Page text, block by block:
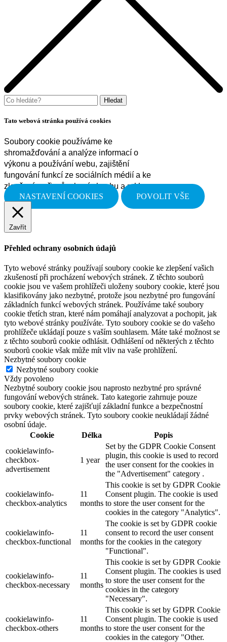
Tato webová stránka používá cookies
Soubory cookie používáme ke
shromažďování a analýze informací o
výkonu a používání webu, zajištění
fungování funkcí ze sociálních médií a ke
zlepšení a přizpůsobení obsahu a reklam.
NASTAVENÍ COOKIES
POVOLIT VŠE
Zavřít
Přehled ochrany osobních údajů
Tyto webové stránky používají soubory cookie ke zlepšení vašich
zkušeností při procházení webových stránek. Z těchto souborů
cookie jsou ve vašem prohlížeči uloženy soubory cookie, které jsou
klasifikovány jako nezbytné, protože jsou nezbytné pro fungování
základních funkcí webových stránek. Používáme také soubory
cookie třetích stran, které nám pomáhají analyzovat a pochopit, jak
tyto webové stránky používáte. Tyto soubory cookie se do vašeho
prohlížeče ukládají pouze s vaším souhlasem. Máte také možnost se
z těchto souborů cookie odhlásit. Odhlášení od některých z těchto
souborů cookie však může mít vliv na vaše prohlížení.
Nezbytné soubory cookie
Nezbytné soubory cookie
Vždy povoleno
Nezbytné soubory cookie jsou naprosto nezbytné pro správné
fungování webových stránek. Tato kategorie zahrnuje pouze
soubory cookie, které zajišťují základní funkce a bezpečnostní
prvky webových stránek. Tyto soubory cookie neukládají žádné
osobní údaje.
Cookie
Délka
Popis
cookielawinfo-
checkbox-
advertisement
1 year
Set by the GDPR Cookie Consent
plugin, this cookie is used to record
the user consent for the cookies in
the "Advertisement" category .
cookielawinfo-
checkbox-analytics
11
months
This cookie is set by GDPR Cookie
Consent plugin. The cookie is used
to store the user consent for the
cookies in the category "Analytics".
cookielawinfo-
checkbox-functional
11
months
The cookie is set by GDPR cookie
consent to record the user consent
for the cookies in the category
"Functional".
cookielawinfo-
checkbox-necessary
11
months
This cookie is set by GDPR Cookie
Consent plugin. The cookies is used
to store the user consent for the
cookies in the category
"Necessary".
cookielawinfo-
checkbox-others
11
months
This cookie is set by GDPR Cookie
Consent plugin. The cookie is used
to store the user consent for the
cookies in the category "Other.